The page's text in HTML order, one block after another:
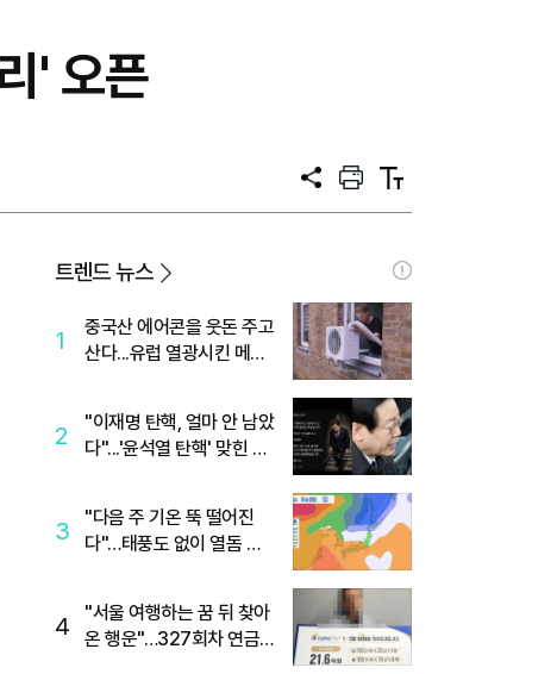
' 오픈
공
프
트
텍
트
트렌드 뉴스
1
중국산 에어콘을 웃돈 주고
산다...유럽 열광시킨 메이
2
"이재명 탄핵, 얼마 안 남았
다"...'윤석열 탄핵' 맞힌 무
3
"다음 주 기온 뚝 떨어진
다"…태풍도 없이 열돔 박
4
"서울 여행하는 꿈 뒤 찾아
온 행운"…327회차 연금